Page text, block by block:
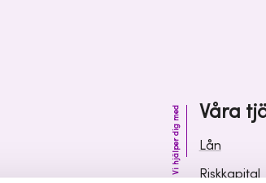
Våra
Vi hjälper dig med
Lån
Riskkapital